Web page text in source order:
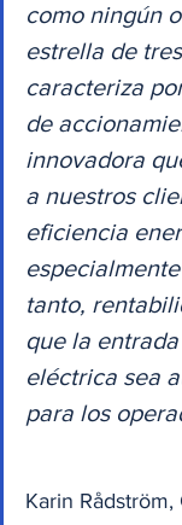
como ningún
estrella de
caracteriza
de
innovadora
a nuestros
eficiencia
tanto,
que la
eléctrica sea
para los
Karin